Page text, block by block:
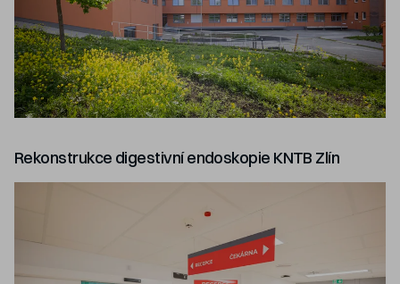
Rekonstrukce digestivní endoskopie KNTB Zlín